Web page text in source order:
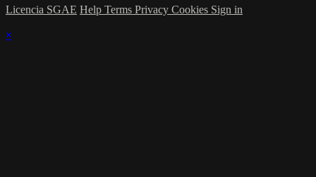
Licencia SGAE Help Terms Privacy Cookies Sign in
×